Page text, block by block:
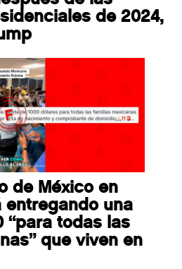
de 2024,
de México en
entregando una
“para todas las
que viven en